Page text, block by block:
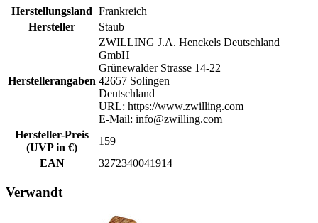
Herstellungsland Frankreich
Hersteller
Staub
Herstellerangaben
ZWILLING J.A. Henckels Deutschland
GmbH
Grünewalder Strasse 14-22
42657 Solingen
Deutschland
URL: https://www.zwilling.com
E-Mail: info@zwilling.com
Hersteller-Preis
(UVP in €)
159
EAN
3272340041914
Verwandt